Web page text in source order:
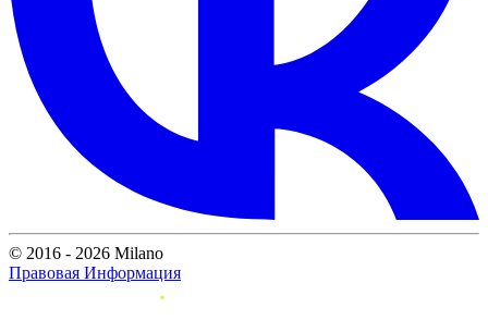
© 2016 - 2026 Milano
Правовая Информация